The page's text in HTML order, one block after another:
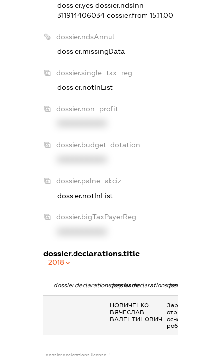
dossier.yes dossier.ndsInn
311914406034 dossier.from 15.11.00
dossier.ndsAnnul
dossier.missingData
dossier.single_tax_reg
dossier.notInList
dossier.non_profit
dossier.budget_dotation
dossier.palne_akciz
dossier.notInList
dossier.bigTaxPayerReg
dossier.declarations.title
2018
dossier.declarations.pepNamedossier.declarations.personName
НОВИЧЕНКО
ВЯЧЕСЛАВ
ВАЛЕНТИНОВИЧ
Заробітна плата
отримана за
основним місцем
роботи
dossier.declarations.license_1